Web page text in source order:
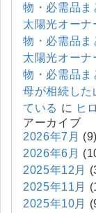
物・必需品ま
太陽光オー
物・必需品ま
太陽光オー
物・必需品ま
母が相続し
ている に ヒ
アーカイブ
2026年7月 (9)
2026年6月
2025年12月
2025年11月
2025年10月